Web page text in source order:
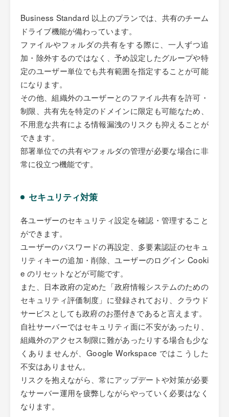
Business Standard 以上のプランでは、共有のチーム
ドライブ機能が備わっています。
ファイルやフォルダの共有をする際に、一人ずつ追
加・除外するのではなく、予め設定したグループや特
定のユーザー単位でも共有範囲を指定することが可能
になります。
その他、組織外のユーザーとのファイル共有を許可・
制限、共有先を特定のドメインに限定も可能なため、
不用意な共有による情報漏洩のリスクも抑えることが
できます。
部署単位での共有やフォルダの管理が必要な場合に非
常に役立つ機能です。
セキュリティ対策
各ユーザーのセキュリティ設定を確認・管理すること
ができます。
ユーザーのパスワードの再設定、多要素認証のセキュ
リティキーの追加・削除、ユーザーのログイン Cooki
e のリセットなどが可能です。
また、日本政府の定めた「政府情報システムのための
セキュリティ評価制度」に登録されており、クラウド
サービスとしても政府のお墨付きであると言えます。
自社サーバーではセキュリティ面に不安があったり、
組織外のアクセス制限に難があったりする場合も少な
くありませんが、Google Workspace ではこうした
不安はありません。
リスクを抱えながら、常にアップデートや対策が必要
なサーバー運用を疲弊しながらやっていく必要はなく
なります。